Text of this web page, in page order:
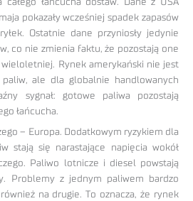
łańcucha dostaw. Dane z USA
pokazały wcześniej spadek zapasów
Ostatnie dane przyniosły jedynie
co nie zmienia faktu, że pozostają one
Rynek amerykański nie jest
paliw, ale dla globalnie handlowanych
sygnał: gotowe paliwa pozostają
łańcucha.
– Europa. Dodatkowym ryzykiem dla
stają się narastające napięcia wokół
Paliwo lotnicze i diesel powstają
Problemy z jednym paliwem bardzo
na drugie. To oznacza, że rynek